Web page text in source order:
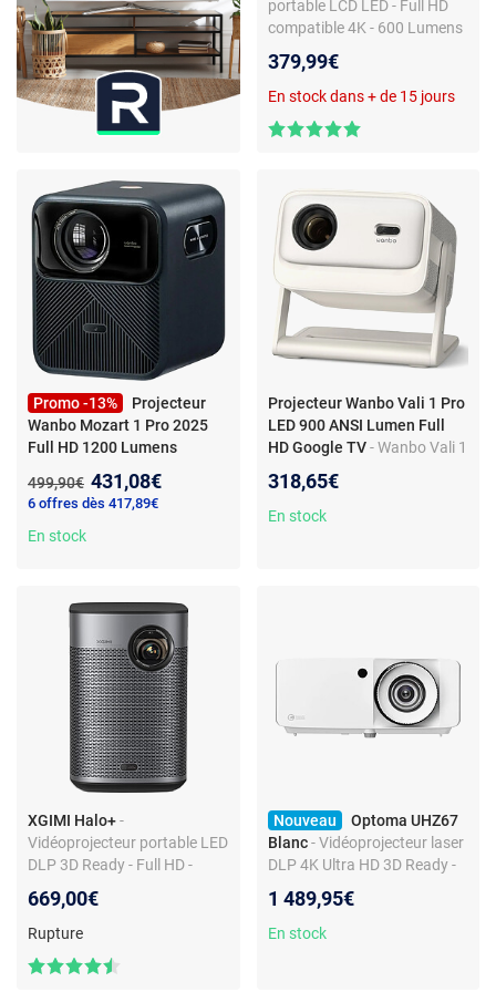
portable LCD LED - Full HD
compatible 4K - 600 Lumens
- Google Cast - Autofocus -
HDMI/USB - Son 16 Watts
379,99€
En stock dans + de 15 jours
Promo -13%
Projecteur
Wanbo Mozart 1 Pro 2025
Full HD 1200 Lumens
Mozart 1 Pro - Bleu
Ancien prix :
499,90€ Nouveau prix :
431,08€
6 offres dès 417,89€
En stock
Projecteur Wanbo Vali 1 Pro
LED 900 ANSI Lumen Full
HD Google TV - Wanbo Vali 1
318,65€
En stock
XGIMI Halo+-
Vidéoprojecteur portable LED
DLP 3D Ready - Full HD -
Android TV - Wi-Fi/Bluetooth
- Google Assistant -
HDMI/USB - Batterie
669,00€
Rupture
Nouveau
Optoma UHZ67
Blanc - Vidéoprojecteur laser
DLP 4K Ultra HD 3D Ready -
gaming 1080p/240 Hz -
Input lag 6.5 ms - Zoom 1.6x
1 489,95€
En stock